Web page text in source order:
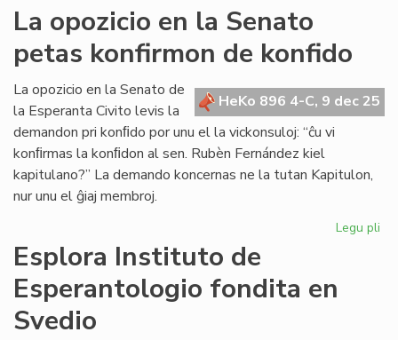
Ed
Borsboom
(1936[1951]-
La opozicio en la Senato
petas konfirmon de konfido
HeKo 896 4-C, 9 dec 25
La opozicio en la Senato de
la Esperanta Civito levis la
demandon pri konﬁdo por unu el la vickonsuloj: “ĉu vi
konﬁrmas la konﬁdon al sen. Rubèn Fernández kiel
kapitulano?” La demando koncernas ne la tutan Kapitulon,
nur unu el ĝiaj membroj.
Legu pli
Esplora Instituto de
Esperantologio fondita en
Svedio